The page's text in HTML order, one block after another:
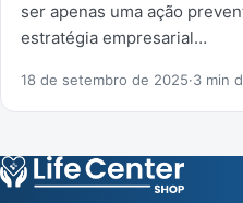
ser apenas uma ação
estratégia empresarial…
18 de setembro de 2025·3 min